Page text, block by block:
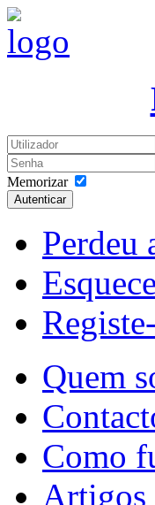
Memorizar
Autenticar
Perdeu
Quem
Como
Artigos